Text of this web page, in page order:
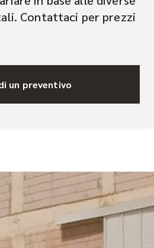
Contattaci per prezzi
un preventivo